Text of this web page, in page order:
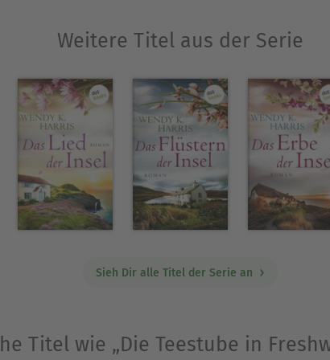
und »Die Teestube in Freshwater Bay«,
Werdenberg« mit den Bänden »Stürme
– Aufbruch in eine neue Zeit«)
Ausblenden
Weitere Titel aus der Serie
Sieh Dir alle Titel der Serie an
Titel wie „Die Teestube in